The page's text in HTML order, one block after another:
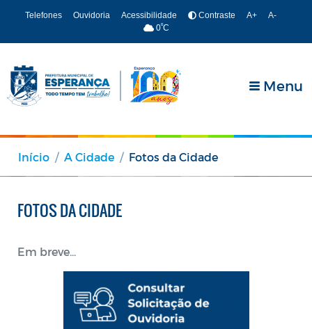
Telefones Ouvidoria Acessibilidade Contraste A+
A-
0ºC
Menu
Início A Cidade Fotos da Cidade
FOTOS DA CIDADE
Em breve...